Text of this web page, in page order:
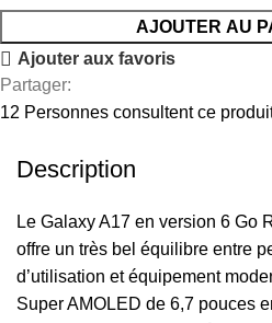
AJOUTER AU
Ajouter aux favoris
Partager:
12 Personnes consultent ce
Description
Le Galaxy A17 en version 6 Go
offre un très bel équilibre entre
d’utilisation et équipement
Super AMOLED de 6,7 pouces